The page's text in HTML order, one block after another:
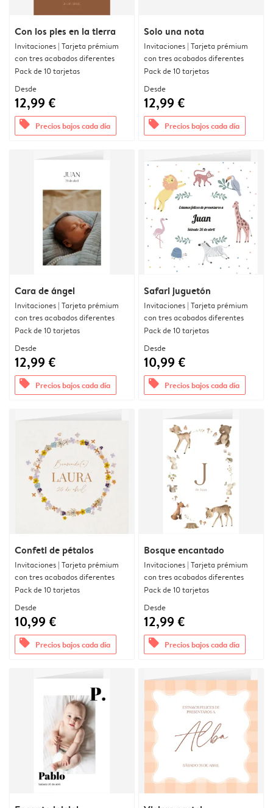
Con los pies en la tierra
Invitaciones | Tarjeta prémium
con tres acabados diferentes
Pack de 10 tarjetas
Desde
12,99 €
offers Precios bajos cada día
Solo una nota
Invitaciones | Tarjeta prémium
con tres acabados diferentes
Pack de 10 tarjetas
Desde
12,99 €
offers Precios bajos cada día
Cara de ángel
Invitaciones | Tarjeta prémium
con tres acabados diferentes
Pack de 10 tarjetas
Desde
12,99 €
offers Precios bajos cada día
Safari juguetón
Invitaciones | Tarjeta prémium
con tres acabados diferentes
Pack de 10 tarjetas
Desde
10,99 €
offers Precios bajos cada día
Confeti de pétalos
Invitaciones | Tarjeta prémium
con tres acabados diferentes
Pack de 10 tarjetas
Desde
10,99 €
offers Precios bajos cada día
Bosque encantado
Invitaciones | Tarjeta prémium
con tres acabados diferentes
Pack de 10 tarjetas
Desde
12,99 €
offers Precios bajos cada día